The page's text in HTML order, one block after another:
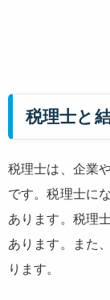
税理士と
税理士は、企業
です。税理士に
あります。税理
あります。また
ります。